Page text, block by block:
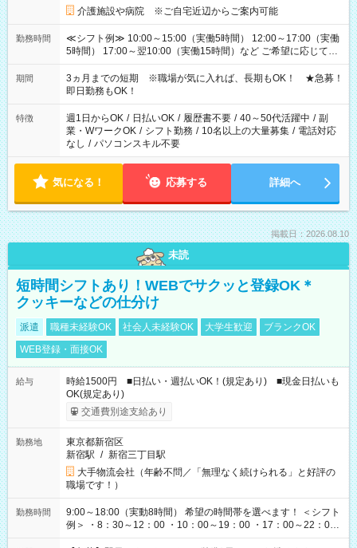
介護施設や病院 ※ご自宅近辺からご案内可能
勤務時間
≪シフト例≫ 10:00～15:00（実働5時間） 12:00～17:00（実働
5時間） 17:00～翌10:00（実働15時間）など ご希望に応じて、
働く時間は調整できます！ お気軽に担当へ相談ください！
期間
3ヵ月までの短期 ※職場が気に入れば、長期もOK！ ★急募！
即日勤務もOK！
特徴 週1日からOK / 日払いOK / 履歴書不要 / 40～50代活躍中 / 副
業・WワークOK / シフト勤務 / 10名以上の大量募集 / 電話対応
なし / パソコンスキル不要
気になる！ 応募する 詳細へ
掲載日：2026.08.10
未読
短時間シフトあり！WEBでサクッと登録OK＊
クッキーなどの仕分け
派遣 職種未経験OK 社会人未経験OK 大学生歓迎
ブランクOK
WEB登録・面接OK
給与
時給1500円 ■日払い・週払いOK！(規定あり) ■現金日払いも
OK(規定あり)
交通費別途支給あり
勤務地
東京都新宿区
新宿駅 / 新宿三丁目駅
大手物流会社（年齢不問／「無理なく続けられる」と好評の
職場です！）
勤務時間
9:00～18:00（実動8時間） 希望の時間帯を選べます！ ＜シフト
例＞ ・8：30～12：00 ・10：00～19：00 ・17：00～22：00
・13：00～22：00 ・22：00～翌6：00 など